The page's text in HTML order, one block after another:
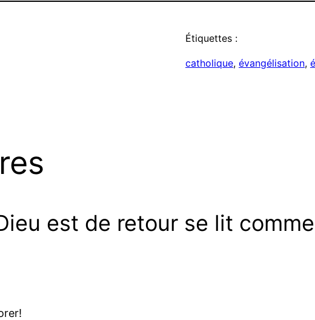
Étiquettes :
catholique, évangélisation,
est de retour se lit